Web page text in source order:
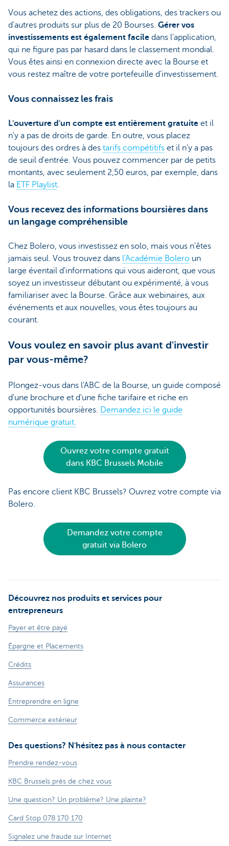
Vous achetez des actions, des obligations, des trackers ou
d'autres produits sur plus de 20 Bourses. Gérer vos
investissements est également facile dans l'application,
qui ne figure pas par hasard dans le classement mondial.
Vous êtes ainsi en connexion directe avec la Bourse et
vous restez maître de votre portefeuille d'investissement.
Vous connaissez les frais
L'ouverture d'un compte est entièrement gratuite et il
n'y a pas de droits de garde. En outre, vous placez
toujours des ordres à des tarifs compétitifs et il n'y a pas
de seuil d'entrée. Vous pouvez commencer par de petits
montants, avec seulement 2,50 euros, par exemple, dans
la ETF Playlist.
Vous recevez des informations boursières dans
un langage compréhensible
Chez Bolero, vous investissez en solo, mais vous n'êtes
jamais seul. Vous trouvez dans l'Académie Bolero un
large éventail d'informations qui vous aideront, que vous
soyez un investisseur débutant ou expérimenté, à vous
familiariser avec la Bourse. Grâce aux webinaires, aux
événements et aux nouvelles, vous êtes toujours au
courant.
Vous voulez en savoir plus avant d'investir
par vous-même?
Plongez-vous dans l'ABC de la Bourse, un guide composé
d'une brochure et d'une fiche tarifaire et riche en
opportunités boursières. Demandez ici le guide
numérique gratuit.
Ouvrez votre compte gratuit
dans KBC Brussels Mobile
Pas encore client KBC Brussels? Ouvrez votre compte via
Bolero.
Demandez votre compte
gratuit via Bolero
Découvrez nos produits et services pour
entrepreneurs
Payer et être payé
Épargne et Placements
Crédits
Assurances
Entreprendre en ligne
Commerce extérieur
Des questions? N'hésitez pas à nous contacter
Prendre rendez-vous
KBC Brussels près de chez vous
Une question? Un problème? Une plainte?
Card Stop 078 170 170
Signalez une fraude sur Internet